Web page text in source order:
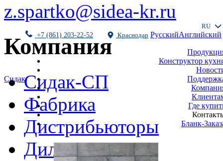
z.spartko@sidea-kr.ru
Сидак
+7 (861) 203-22-52 Краснодар
RU
РусскийАнглийский
Конструктор
Где
Бланк-
Компания
Сидак-СП
Фабрика
Дистрибьюторы
Дилеры